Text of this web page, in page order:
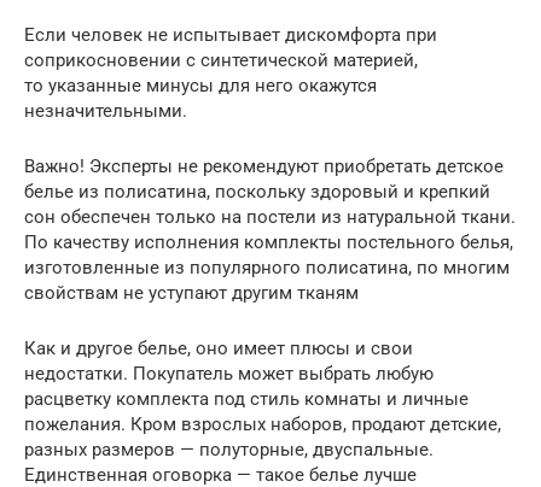
Если человек не испытывает дискомфорта при
соприкосновении с синтетической материей,
то указанные минусы для него окажутся
незначительными.
Важно! Эксперты не рекомендуют приобретать детское
белье из полисатина, поскольку здоровый и крепкий
сон обеспечен только на постели из натуральной ткани.
По качеству исполнения комплекты постельного белья,
изготовленные из популярного полисатина, по многим
свойствам не уступают другим тканям
Как и другое белье, оно имеет плюсы и свои
недостатки. Покупатель может выбрать любую
расцветку комплекта под стиль комнаты и личные
пожелания. Кром взрослых наборов, продают детские,
разных размеров — полуторные, двуспальные.
Единственная оговорка — такое белье лучше